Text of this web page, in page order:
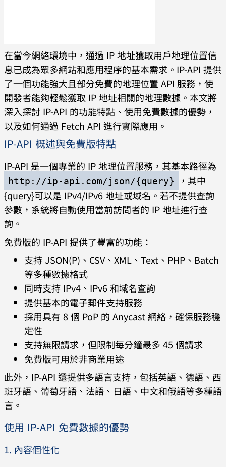
在當今網絡環境中，通過 IP 地址獲取用戶地理位置信
息已成為眾多網站和應用程序的基本需求。IP-API 提供
了一個功能強大且部分免費的地理位置 API 服務，使
開發者能夠輕鬆獲取 IP 地址相關的地理數據。本文將
深入探討 IP-API 的功能特點、使用免費數據的優勢，
以及如何通過 Fetch API 進行實際應用。
IP-API 概述與免費版特點
IP-API 是一個專業的 IP 地理位置服務，其基本路徑為
http://ip-api.com/json/{query}
，其中
{query}可以是 IPv4/IPv6 地址或域名。若不提供查詢
參數，系統將自動使用當前訪問者的 IP 地址進行查
詢。
免費版的 IP-API 提供了豐富的功能：
支持 JSON(P)、CSV、XML、Text、PHP、Batch
等多種數據格式
同時支持 IPv4、IPv6 和域名查詢
提供基本的電子郵件支持服務
採用具有 8 個 PoP 的 Anycast 網絡，確保服務穩
定性
支持無限請求，但限制每分鐘最多 45 個請求
免費版可用於非商業用途
此外，IP-API 還提供多語言支持，包括英語、德語、西
班牙語、葡萄牙語、法語、日語、中文和俄語等多種語
言。
使用 IP-API 免費數據的優勢
1. 內容個性化